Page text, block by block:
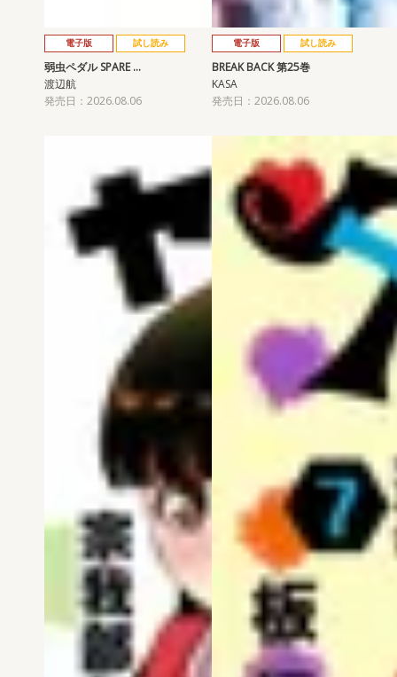
電子版 試し読み
弱虫ペダル SPARE …
渡辺航
発売日：2026.08.06
電子版 試し読み
BREAK BACK 第25巻
KASA
発売日：2026.08.06